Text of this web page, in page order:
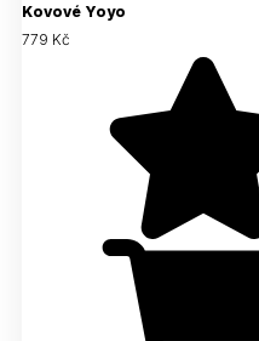
Kovové Yoyo
779 Kč